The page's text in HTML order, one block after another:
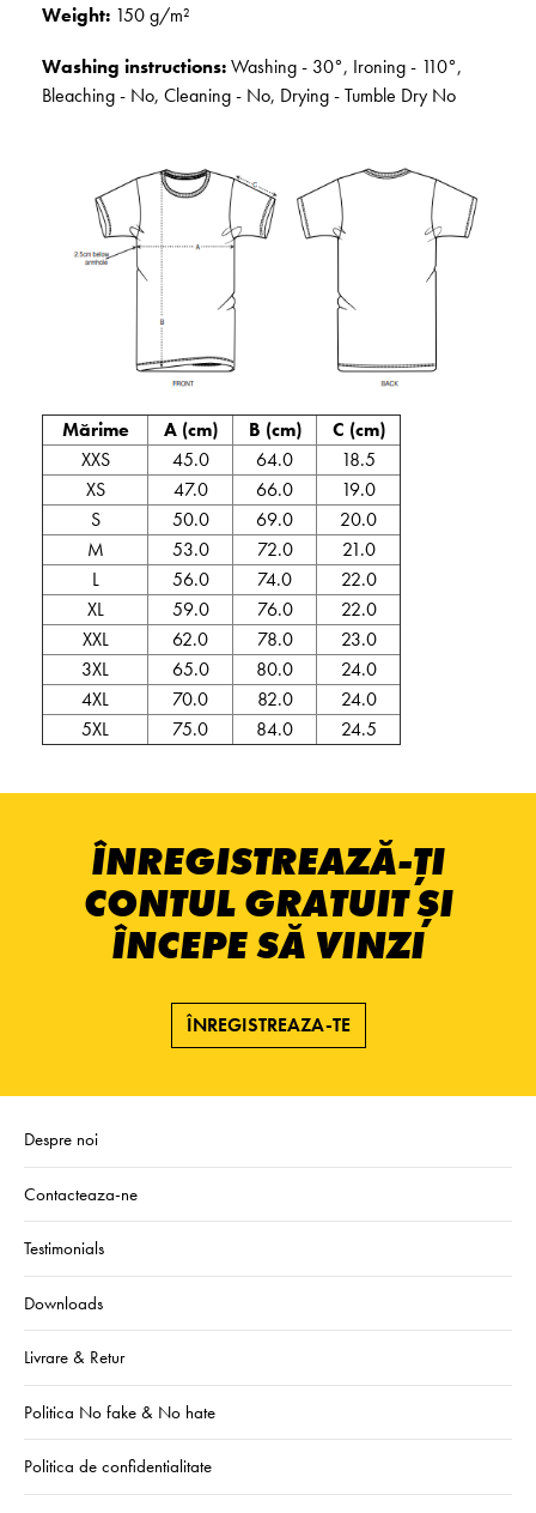
Weight: 150 g/m²
Washing instructions:Washing - 30°, Ironing - 110°,
Bleaching - No, Cleaning - No, Drying - Tumble Dry No
Mărime A (cm) B (cm)
C (cm)
XXS
45.0 64.0
18.5
XS
47.0 66.0
19.0
S
50.0 69.0
20.0
M
53.0 72.0
21.0
L
56.0 74.0
22.0
XL
59.0 76.0
22.0
XXL
62.0 78.0
23.0
3XL
65.0 80.0
24.0
4XL
70.0 82.0
24.0
5XL
75.0 84.0 24.5
ÎNREGISTREAZĂ-ȚI
CONTUL GRATUIT ȘI
ÎNCEPE SĂ VINZI
ÎNREGISTREAZA-TE
Despre noi
Contacteaza-ne
Testimonials
Downloads
Livrare & Retur
Politica No fake & No hate
Politica de confidentialitate